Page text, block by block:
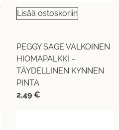
Lisää ostoskoriin
PEGGY SAGE VALKOINEN
HIOMAPALKKI –
TÄYDELLINEN KYNNEN
PINTA
2,49€